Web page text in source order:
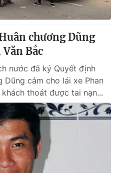
chương Dũng
Bắc
nước đã ký Quyết định
cảm cho lái xe Phan
thoát được tai nạn...